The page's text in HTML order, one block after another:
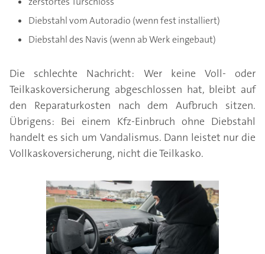
Diebstahl vom Autoradio (wenn fest installiert)
Diebstahl des Navis (wenn ab Werk eingebaut)
Die schlechte Nachricht: Wer keine Voll- oder
Teilkaskoversicherung abgeschlossen hat, bleibt auf
den Reparaturkosten nach dem Aufbruch sitzen.
Übrigens: Bei einem Kfz-Einbruch ohne Diebstahl
handelt es sich um Vandalismus. Dann leistet nur die
Vollkaskoversicherung, nicht die Teilkasko.